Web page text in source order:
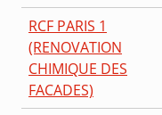
RCF PARIS 1
(RENOVATION
CHIMIQUE DES
FACADES)